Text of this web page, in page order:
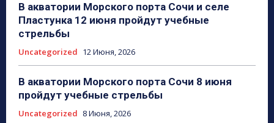
В акватории Морского порта Сочи и селе
Пластунка 12 июня пройдут учебные
стрельбы
Uncategorized 12 Июня, 2026
В акватории Морского порта Сочи 8 июня
пройдут учебные стрельбы
Uncategorized 8 Июня, 2026